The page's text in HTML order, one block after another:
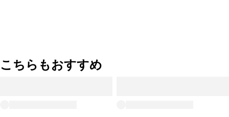
こちらもおすすめ